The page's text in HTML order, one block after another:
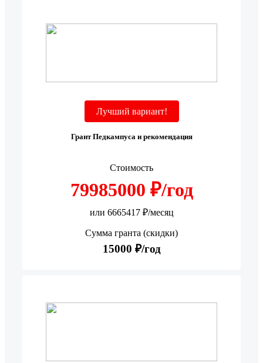
Лучший вариант!
Грант Педкампуса и рекомендация
Стоимость
79985000 ₽/год
или 6665417 ₽/месяц
Сумма гранта (скидки)
15000 ₽/год